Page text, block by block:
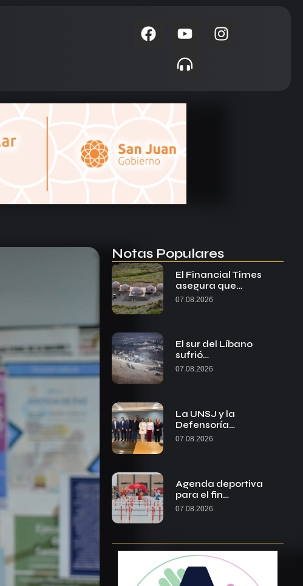
Notas Populares
El Financial Times
asegura que…
07.08.2026
El sur del Líbano
sufrió…
07.08.2026
La UNSJ y la
Defensoría…
07.08.2026
Agenda deportiva
para el fin…
07.08.2026